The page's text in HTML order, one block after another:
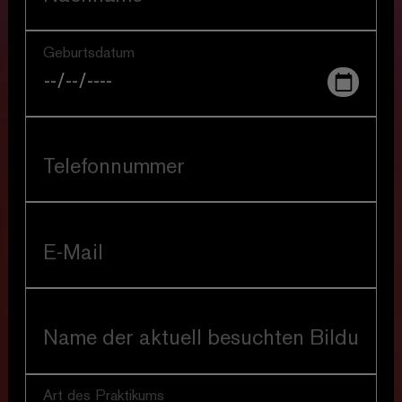
Stück aus Holz
Premiere: 16.01.27
von Henry Mason / ab 4 Jahren
Fucking, fucking schön
von Eva Rottmann / ab 14 Jahren